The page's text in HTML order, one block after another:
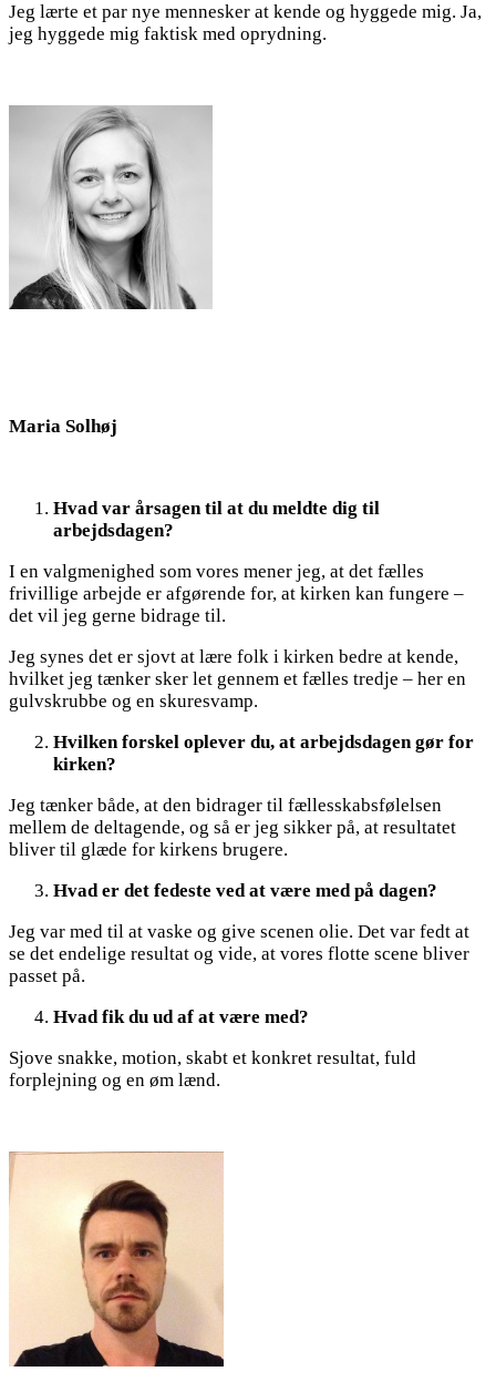
Jeg lærte et par nye mennesker at kende og hyggede mig. Ja,
jeg hyggede mig faktisk med oprydning.
Maria Solhøj
Hvad var årsagen til at du meldte dig til
arbejdsdagen?
I en valgmenighed som vores mener jeg, at det fælles
frivillige arbejde er afgørende for, at kirken kan fungere –
det vil jeg gerne bidrage til.
Jeg synes det er sjovt at lære folk i kirken bedre at kende,
hvilket jeg tænker sker let gennem et fælles tredje – her en
gulvskrubbe og en skuresvamp.
Hvilken forskel oplever du, at arbejdsdagen gør for
kirken?
Jeg tænker både, at den bidrager til fællesskabsfølelsen
mellem de deltagende, og så er jeg sikker på, at resultatet
bliver til glæde for kirkens brugere.
Hvad er det fedeste ved at være med på dagen?
Jeg var med til at vaske og give scenen olie. Det var fedt at
se det endelige resultat og vide, at vores flotte scene bliver
passet på.
Hvad fik du ud af at være med?
Sjove snakke, motion, skabt et konkret resultat, fuld
forplejning og en øm lænd.